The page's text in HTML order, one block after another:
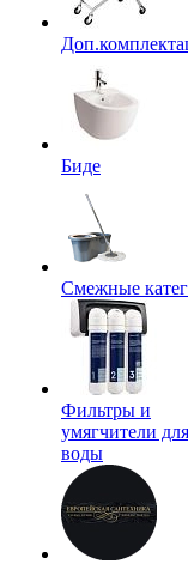
Биде
Смежные
Фильтры и
умягчители для
воды